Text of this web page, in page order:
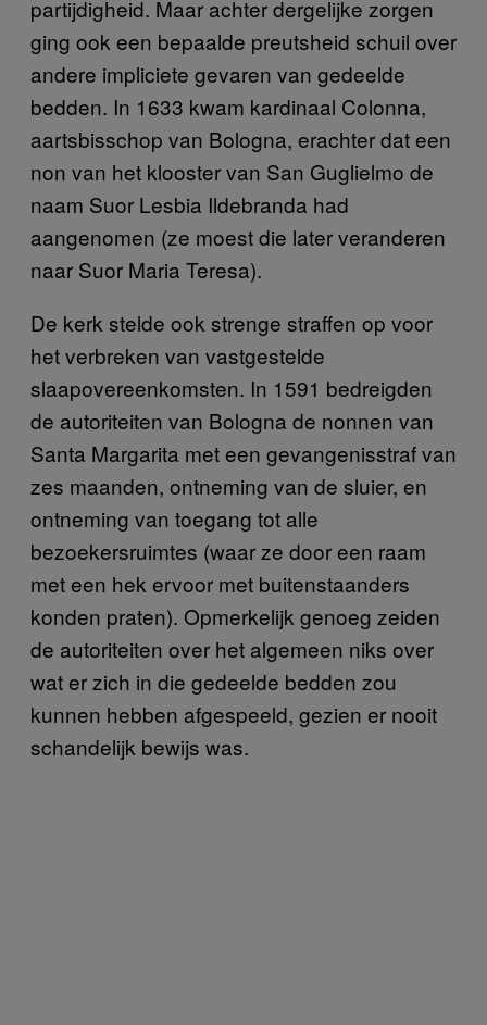
partijdigheid. Maar achter dergelijke zorgen
ging ook een bepaalde preutsheid schuil over
andere impliciete gevaren van gedeelde
bedden. In 1633 kwam kardinaal Colonna,
aartsbisschop van Bologna, erachter dat een
non van het klooster van San Guglielmo de
naam Suor Lesbia Ildebranda had
aangenomen (ze moest die later veranderen
naar Suor Maria Teresa).
De kerk stelde ook strenge straffen op voor
het verbreken van vastgestelde
slaapovereenkomsten. In 1591 bedreigden
de autoriteiten van Bologna de nonnen van
Santa Margarita met een gevangenisstraf van
zes maanden, ontneming van de sluier, en
ontneming van toegang tot alle
bezoekersruimtes (waar ze door een raam
met een hek ervoor met buitenstaanders
konden praten). Opmerkelijk genoeg zeiden
de autoriteiten over het algemeen niks over
wat er zich in die gedeelde bedden zou
kunnen hebben afgespeeld, gezien er nooit
schandelijk bewijs was.